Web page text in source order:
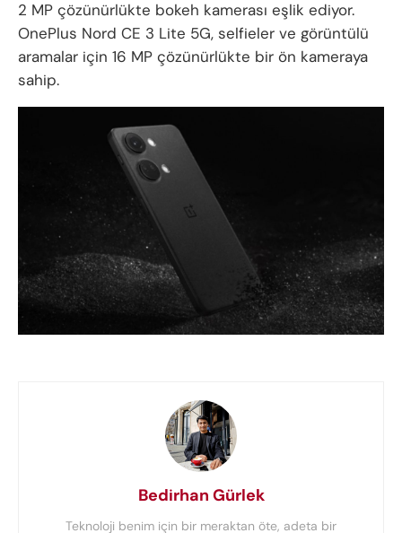
2 MP çözünürlükte bokeh kamerası eşlik ediyor.
OnePlus Nord CE 3 Lite 5G, selfieler ve görüntülü
aramalar için 16 MP çözünürlükte bir ön kameraya
sahip.
Bedirhan Gürlek
Teknoloji benim için bir meraktan öte, adeta bir